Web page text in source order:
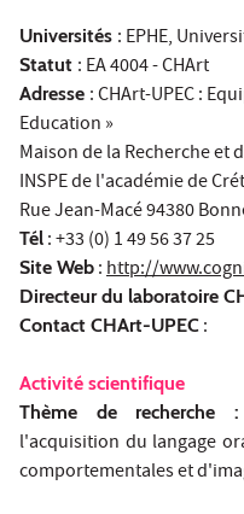
Universités : EPHE,
Statut : EA 4004 - CHArt
Adresse : CHArt-UPEC :
Education »
Maison de la Recherche et
INSPE de l'académie de
Rue Jean-Macé 94380
Tél : +33 (0) 1 49 56 37 25
Site Web :http://
Directeur du laboratoire
Contact CHArt-UPEC :
Activité scientifique
Thème de recherche :
l'acquisition du langage
comportementales et